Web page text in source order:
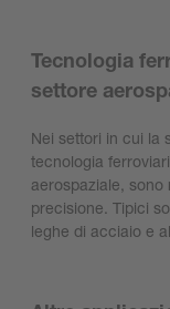
Tecnologia
settore
Nei settori in cui la
tecnologia
aerospaziale,
precisione. Tipici
leghe di acciaio e